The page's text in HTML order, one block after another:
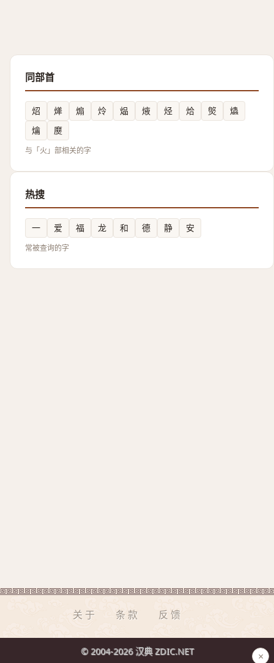
同部首
炤 㷣 煽 炩 煰 焲 烃 烚 㷺
爞
爚
㸏
与「火」部相关的字
热搜
一 爱 福 龙 和 德 静 安
常被查询的字
关于 条款 反馈
© 2004-2026 汉典 ZDIC.NET ×